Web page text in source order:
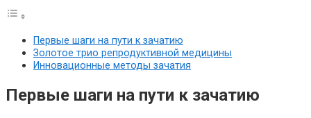
Первые шаги на пути к зачатию
Золотое трио репродуктивной медицины
Инновационные методы зачатия
Первые шаги на пути к зачатию